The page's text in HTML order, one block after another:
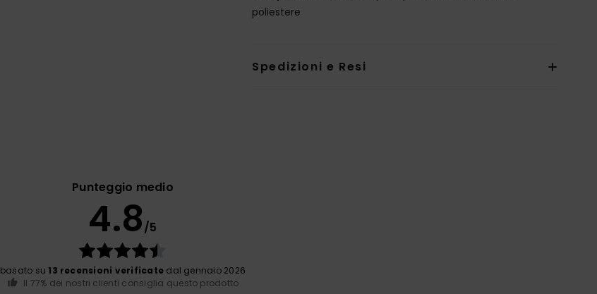
poliestere
Spedizioni e Resi
Punteggio medio
4.8/5
basato su 13 recensioni verificate dal gennaio 2026
Il 77% dei nostri clienti consiglia questo prodotto